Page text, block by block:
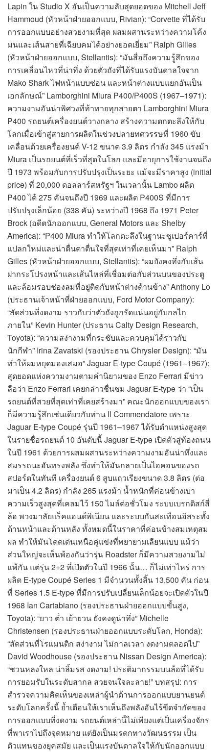
Lapin ใน Studio X อันเป็นความลับสุดยอดของ Mitchell Jeff
Hammoud (หัวหน้าฝ่ายออกแบบ, Rivian): “Corvette ที่ได้รับ
การออกแบบอย่างสวยงามที่สุด ผสมผสานระหว่างความโค้ง
มนและเส้นสายที่เฉียบคมได้อย่างยอดเยี่ยม” Ralph Gilles
(หัวหน้าฝ่ายออกแบบ, Stellantis): “มันสื่อถึงความรู้สึกของ
การเคลื่อนไหวที่น่าทึ่ง ด้วยตัวถังที่ได้รับแรงบันดาลใจจาก
Mako Shark ไฟหน้าแบบซ่อน และหน้าต่างแบบแยกอันเป็น
เอกลักษณ์” Lamborghini Miura P400/P400S (1967–1971):
ความงามอันน่าพิศวงที่ท้าทายทุกสายตา Lamborghini Miura
P400 รถยนต์เครื่องยนต์วางกลาง สร้างความตกตะลึงให้กับ
โลกเมื่อเข้าสู่สายการผลิตในช่วงปลายทศวรรษที่ 1960 ขับ
เคลื่อนด้วยเครื่องยนต์ V-12 ขนาด 3.9 ลิตร กำลัง 345 แรงม้า
Miura เป็นรถยนต์ที่เร็วที่สุดในโลก และมีอายุการใช้งานจนถึง
ปี 1973 พร้อมกับการปรับปรุงเป็นระยะ แม้จะมีราคาสูง (initial
price) ที่ 20,000 ดอลลาร์สหรัฐฯ ในเวลานั้น Lambo ผลิต
P400 ได้ 275 คันจนถึงปี 1969 และผลิต P400S ที่มีการ
ปรับปรุงเล็กน้อย (338 คัน) ระหว่างปี 1968 ถึง 1971 Peter
Brock (อดีตนักออกแบบ, General Motors และ Shelby
America): “P400 Miura ทำให้โลกตะลึงในฐานะซูเปอร์คาร์ที่
แปลกใหม่และน่าตื่นตาตื่นใจที่สุดเท่าที่เคยเห็นมา” Ralph
Gilles (หัวหน้าฝ่ายออกแบบ, Stellantis): “ผมยังคงทึ่งกับเส้น
ฝากระโปรงหน้าและเส้นไหล่ที่เชื่อมต่อกับส่วนบนของประตู
และล้อมรอบช่องลมที่อยู่ติดกับหน้าต่างด้านข้าง” Anthony Lo
(ประธานเจ้าหน้าที่ฝ่ายออกแบบ, Ford Motor Company):
“สัดส่วนที่งดงาม ราวกับว่าตัวถังถูกรัดแน่นอยู่กับกลไก
ภายใน” Kevin Hunter (ประธาน Calty Design Research,
Toyota): “ความสง่างามที่กระชับและควบคุมได้ราวกับ
นักกีฬา” Irina Zavatski (รองประธาน Chrysler Design): “มัน
ทำให้ผมหยุดมองเสมอ” Jaguar E-type Coupé (1961–1967):
สุดยอดแห่งความงามตามคำนิยามของ Enzo Ferrari มีข่าว
ลือว่า Enzo Ferrari เคยกล่าวชื่นชม Jaguar E-type ว่า “เป็น
รถยนต์ที่สวยที่สุดเท่าที่เคยสร้างมา” คณะนักออกแบบของเรา
ก็มีความรู้สึกเช่นเดียวกับท่าน Il Commendatore เพราะ
Jaguar E-type Coupé รุ่นปี 1961–1967 ได้รับตำแหน่งสูงสุด
ในรายชื่อรถยนต์ 10 อันดับนี้ Jaguar E-type เปิดตัวสู่ท้องถนน
ในปี 1961 ด้วยการผสมผสานระหว่างความงามอันน่าทึ่งและ
สมรรถนะอันทรงพลัง ซึ่งทำให้มันกลายเป็นไอคอนของรถ
สปอร์ตในทันที เครื่องยนต์ 6 สูบแถวเรียงขนาด 3.8 ลิตร (ต่อ
มาเป็น 4.2 ลิตร) กำลัง 265 แรงม้า น้ำหนักที่ค่อนข้างเบา
ความเร็วสูงสุดที่เคลมไว้ 150 ไมล์ต่อชั่วโมง ระบบเบรกดิสก์สี่
ล้อ พวงมาลัยแร็คแอนด์พิเนียน และระบบกันสะเทือนอิสระทั้ง
ด้านหน้าและด้านหลัง ทั้งหมดนี้ในราคาที่ค่อนข้างสมเหตุสม
ผล ทำให้มันโดดเด่นเหนือคู่แข่งที่พยายามเลียนแบบ แม้ว่า
ส่วนใหญ่จะเห็นพ้องกันว่ารุ่น Roadster ก็มีความสวยงามไม่
แพ้กัน แต่รุ่น 2+2 ที่เปิดตัวในปี 1966 นั้น… ก็ไม่เท่าไหร่ การ
ผลิต E-type Coupé Series 1 มีจำนวนทั้งสิ้น 13,500 คัน ก่อน
ที่ Series 1.5 E-type ที่มีการปรับเปลี่ยนเล็กน้อยจะเปิดตัวในปี
1968 Ian Cartabiano (รองประธานฝ่ายออกแบบขั้นสูง,
Toyota): “ยาว ต่ำ เย้ายวน ยังคงดูน่าทึ่ง” Michelle
Christensen (รองประธานฝ่ายออกแบบระดับโลก, Honda):
“สัดส่วนที่โรแมนติก สง่างาม ไม่กาลเวลา งดงามตลอดไป”
David Woodhouse (รองประธาน Nissan Design America):
“ชวนหลงใหล น่าลิ้มรส งดงาม! ประติมากรรมบนล้อที่ได้รับ
การยอมรับในระดับสากล สวยจนใจละลาย!” บทสรุป: การ
สำรวจความคิดเห็นของเหล่าผู้นำด้านการออกแบบยานยนต์
ระดับโลกครั้งนี้ ย้ำเตือนให้เราเห็นถึงพลังอันไร้ขีดจำกัดของ
การออกแบบที่งดงาม รถยนต์เหล่านี้ไม่เพียงแต่เป็นเครื่องจักร
ที่พาเราไปถึงจุดหมาย แต่ยังเป็นมรดกทางวัฒนธรรม เป็น
ตัวแทนของยุคสมัย และเป็นแรงบันดาลใจให้กับนักออกแบบ